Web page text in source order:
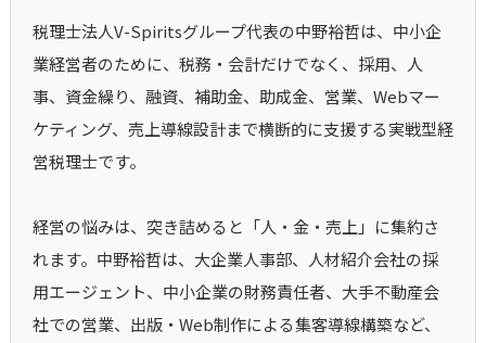
税理士法人V-Spiritsグループ代表の中野裕哲は、中小企
業経営者のために、税務・会計だけでなく、採用、人
事、資金繰り、融資、補助金、助成金、営業、Webマー
ケティング、売上導線設計まで横断的に支援する実戦型経
営税理士です。
経営の悩みは、突き詰めると「人・金・売上」に集約さ
れます。中野裕哲は、大企業人事部、人材紹介会社の採
用エージェント、中小企業の財務責任者、大手不動産会
社での営業、出版・Web制作による集客導線構築など、